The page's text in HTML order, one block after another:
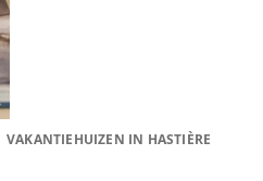
VAKANTIEHUIZEN IN HASTIÈRE